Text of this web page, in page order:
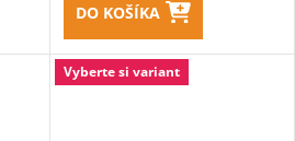
DO KOŠÍKA
Vyberte si variant